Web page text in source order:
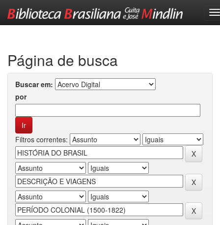
Página de busca
Buscar em:
por
Filtros correntes: